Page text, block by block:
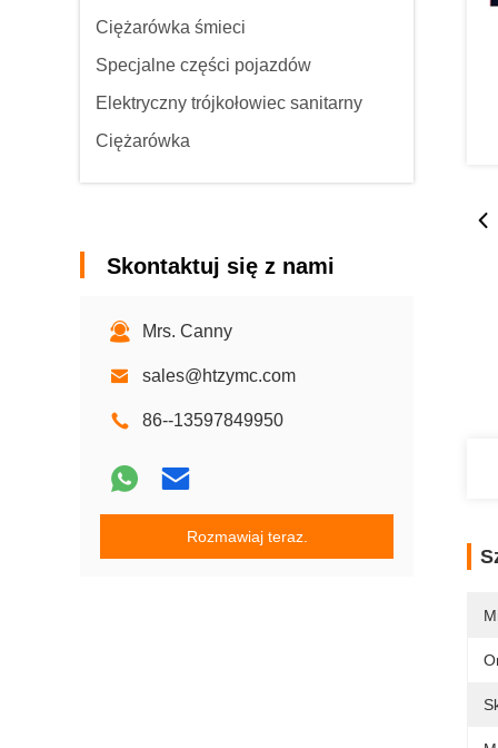
Ciężarówka śmieci
Specjalne części pojazdów
Elektryczny trójkołowiec sanitarny
Ciężarówka
Skontaktuj się z nami
Mrs. Canny
sales@htzymc.com
86--13597849950
Rozmawiaj teraz.